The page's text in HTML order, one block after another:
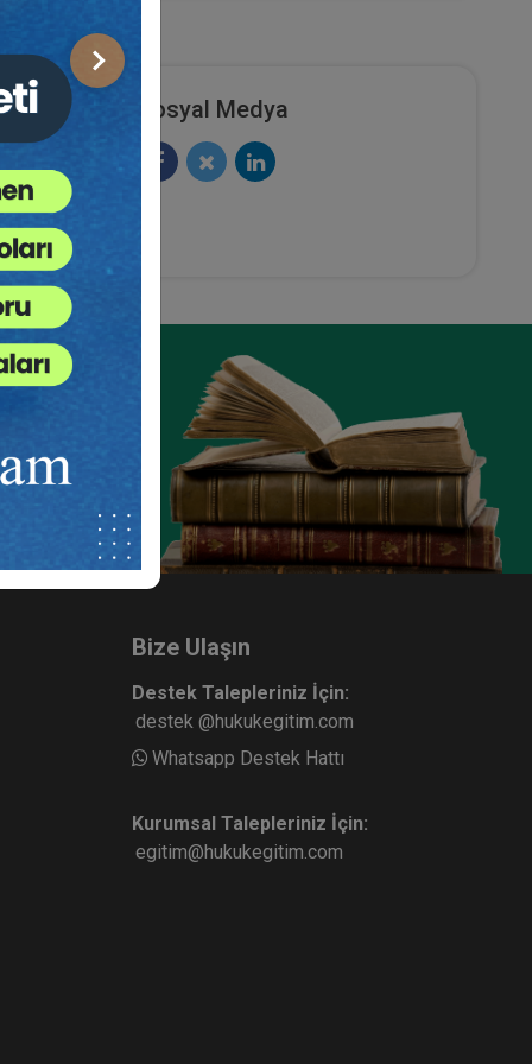
Sonraki
Sosyal Medya
Bize Ulaşın
Destek Talepleriniz İçin:
destek @hukukegitim.com
Whatsapp Destek Hattı
Kurumsal Talepleriniz İçin:
egitim@hukukegitim.com